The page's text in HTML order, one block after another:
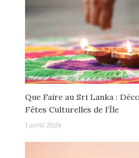
Que Faire au Sri Lanka :
Fêtes Culturelles de l’Île
1 avril 2024